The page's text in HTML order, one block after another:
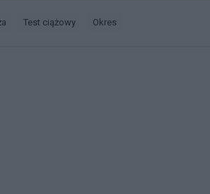
test ciążowy okres